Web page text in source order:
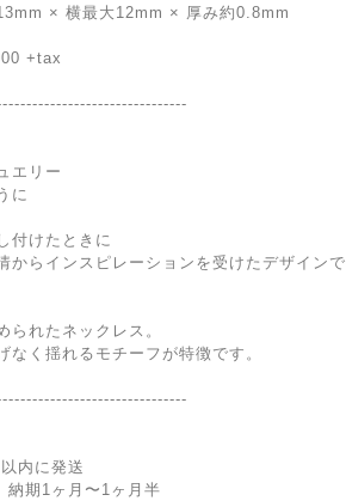
× 横最大12mm × 厚み約0.8mm
+tax
エリー
に
付けたときに
からインスピレーションを受けたデザインで
られたネックレス。
なく揺れるモチーフが特徴です。
内に発送
納期1ヶ月〜1ヶ月半